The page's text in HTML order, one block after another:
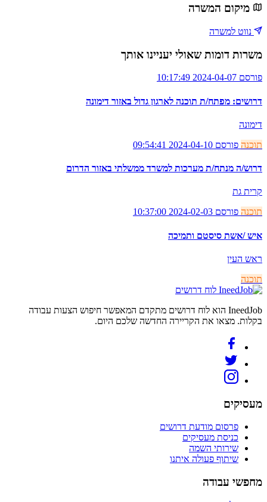
מיקום המשרה
נווט למשרה
משרות דומות שאולי יעניינו אותך
פורסם 2024-04-07 10:17:49
דרושים: מפתח/ת תוכנה לארגון גדול באזור דימונה
דימונה
תוכנה פורסם 2024-04-10 09:54:41
דרוש/ה מנתח/ת מערכות למשרד ממשלתי באזור הדרום
קרית גת
תוכנה פורסם 2024-02-03 10:37:00
איש /אשת סיסטם ותמיכה
ראש העין
תוכנה
לוח דרושים
IneedJob הוא לוח דרושים מתקדם המאפשר חיפוש הצעות עבודה
בקלות. מצאו את הקריירה החדשה שלכם היום.
מעסיקים
פרסום מודעת דרושים
כניסת מעסיקים
שירותי השמה
שיתוף פעולה איתנו
מחפשי עבודה